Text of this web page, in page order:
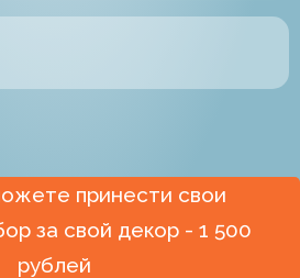
принести свои
за свой декор - 1 500
рублей